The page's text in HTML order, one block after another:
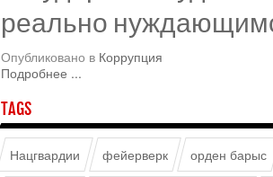
реально
Опубликовано в Коррупция
Подробнее ...
TAGS
Нацгвардии фейерверк орден барыс